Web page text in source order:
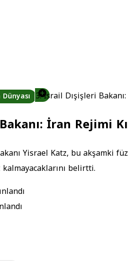
İsrail Dışişleri
İran Rejimi
Yisrael Katz, bu akşamki
belirtti.